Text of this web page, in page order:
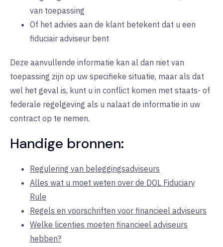
van toepassing
Of het advies aan de klant betekent dat u een
fiduciair adviseur bent
Deze aanvullende informatie kan al dan niet van
toepassing zijn op uw specifieke situatie, maar als dat
wel het geval is, kunt u in conflict komen met staats- of
federale regelgeving als u nalaat de informatie in uw
contract op te nemen.
Handige bronnen:
Regulering van beleggingsadviseurs
Alles wat u moet weten over de DOL Fiduciary
Rule
Regels en voorschriften voor financieel adviseurs
Welke licenties moeten financieel adviseurs
hebben?